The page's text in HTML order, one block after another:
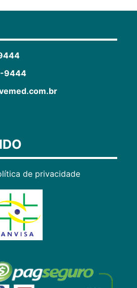
9444
de privacidade